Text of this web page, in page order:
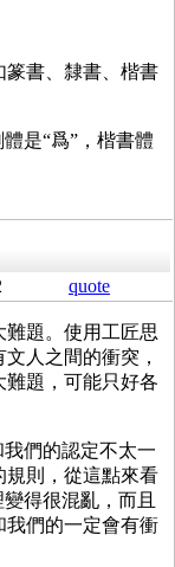
篆書、隸書、楷書
是“爲”，楷書體
quote
題。使用工匠思
人之間的衝突，
題，可能只好各
們的認定不太一
規則，從這點來看
得很混亂，而且
我們的一定會有衝